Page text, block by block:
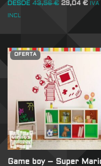
DESDE 43,56€ 29,04 € IVA
INCL
OFERTA
Game boy – Super